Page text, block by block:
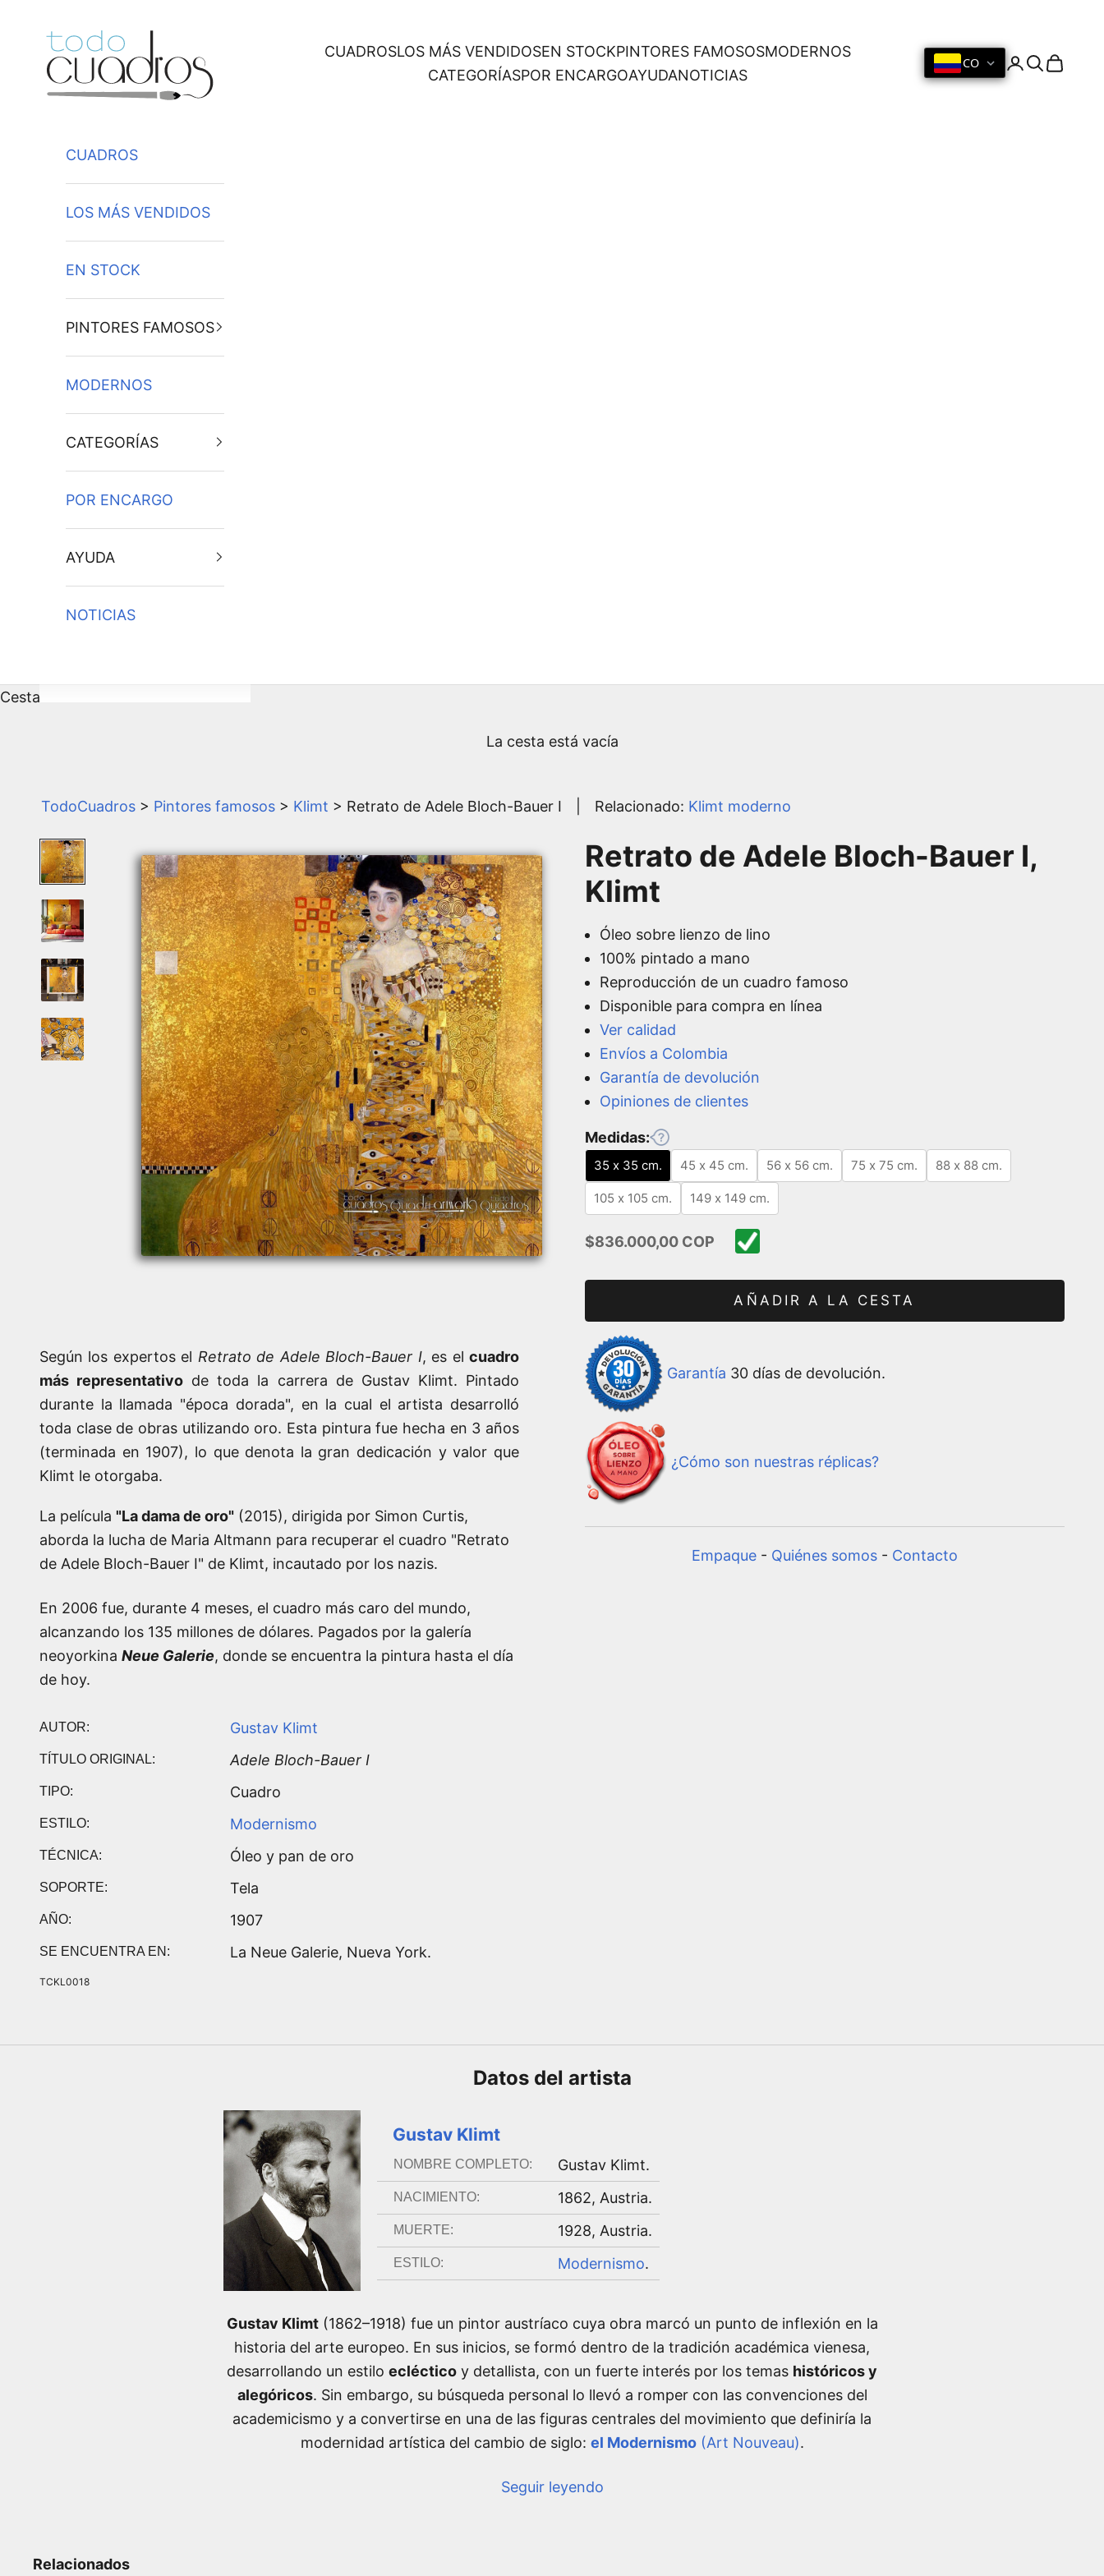
CUADROSLOS MÁS VENDIDOSEN STOCKPINTORES FAMOSOSMODERNOS
CATEGORÍASPOR ENCARGOAYUDANOTICIAS
CO Iniciar sesión
Buscar
Cesta
CUADROS
LOS MÁS VENDIDOS
EN STOCK
PINTORES FAMOSOS
MODERNOS
CATEGORÍAS
POR ENCARGO
AYUDA
NOTICIAS
Cesta
La cesta está vacía
TodoCuadros > Pintores famosos > Klimt > Retrato de Adele Bloch-Bauer I Relacionado: Klimt moderno
Retrato de Adele Bloch-Bauer I,
Klimt
Óleo sobre lienzo de lino
100% pintado a mano
Reproducción de un cuadro famoso
Disponible para compra en línea
Ver calidad
Envíos a Colombia
Garantía de devolución
Opiniones de clientes
Medidas:
35 x 35 cm. 45 x 45 cm. 56 x 56 cm. 75 x 75 cm. 88 x 88 cm.
105 x 105 cm. 149 x 149 cm.
Precio de oferta
$836.000,00 COP
AÑADIR A LA CESTA
Garantía 30 días de devolución.
¿Cómo son nuestras réplicas?
Empaque - Quiénes somos - Contacto
Según los expertos el Retrato de Adele Bloch-Bauer I, es elcuadro
más representativo de toda la carrera de Gustav Klimt. Pintado
durante la llamada "época dorada", en la cual el artista desarrolló
toda clase de obras utilizando oro. Esta pintura fue hecha en 3 años
(terminada en 1907), lo que denota la gran dedicación y valor que
Klimt le otorgaba.
La película "La dama de oro" (2015), dirigida por Simon Curtis,
aborda la lucha de Maria Altmann para recuperar el cuadro "Retrato
de Adele Bloch-Bauer I" de Klimt, incautado por los nazis.
En 2006 fue, durante 4 meses, el cuadro más caro del mundo,
alcanzando los 135 millones de dólares. Pagados por la galería
neoyorkina Neue Galerie, donde se encuentra la pintura hasta el día
de hoy.
AUTOR: Gustav Klimt
TÍTULO ORIGINAL: Adele Bloch-Bauer I
TIPO: Cuadro
ESTILO: Modernismo
TÉCNICA: Óleo y pan de oro
SOPORTE: Tela
AÑO: 1907
SE ENCUENTRA EN: La Neue Galerie, Nueva York.
TCKL0018
Datos del artista
Gustav Klimt
NOMBRE COMPLETO: Gustav Klimt.
NACIMIENTO: 1862, Austria.
MUERTE: 1928, Austria.
ESTILO: Modernismo.
Gustav Klimt(1862–1918) fue un pintor austríaco cuya obra marcó un punto de inflexión en la
historia del arte europeo. En sus inicios, se formó dentro de la tradición académica vienesa,
desarrollando un estilo ecléctico y detallista, con un fuerte interés por los temas históricos y
alegóricos. Sin embargo, su búsqueda personal lo llevó a romper con las convenciones del
academicismo y a convertirse en una de las figuras centrales del movimiento que definiría la
modernidad artística del cambio de siglo: el Modernismo(Art Nouveau).
Seguir leyendo
Relacionados